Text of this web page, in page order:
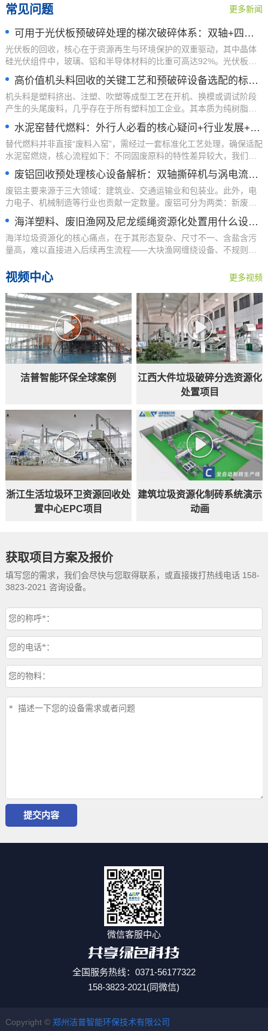
常见问题 更多新闻
可用于光伏板预破碎处理的梯次破碎体系：双轴+四轴撕碎机
光伏板的回收，核心在于资源再生与环境保护的双重驱动，其中晶体
硅光伏组件中，玻璃、铝和半导体材料的比重可高达92%。光伏板含
有大量的玻璃和铝，还含有银、铜、锡
高价值机头料回收的关键工艺和预破碎设备选配的标准解析
机头料是塑料挤出、注塑、吹塑等成型工艺在开机、换模或调试阶段
产生的头尾废料，几乎存在于所有塑料加工企业。其本质为纯树脂，
未经降解、性能优良，具有极高的
水泥窑替代燃料：外行人必看的核心疑问+行业发展+工艺全解析
替代燃料并非直接“废料入窑”，需经过一套标准化工艺处理，确保适配
水泥窑燃烧，核心流程如下：不同固废原料的特性差异较大，我们会
根据原料类型量身定制生产方案，避
废铝回收预处理核心设备解析：双轴撕碎机与涡电流分选的应用
废铝主要来源于三大领域：建筑业、交通运输业和包装业。此外，电
力电子、机械制造等行业也贡献一定数量。废铝可分为两类：新废铝
（工业生产中的边角料）和旧废铝（报废
海洋塑料、废旧渔网及尼龙缆绳资源化处置用什么设备更好？
海洋垃圾资源化的核心痛点，在于其形态复杂、尺寸不一、含盐含污
量高，难以直接进入后续再生流程——大块渔网缠绕设备、不规则塑
视频中心 更多视频
洁普智能环保全球案例
江西大件垃圾破碎分选资源化
处置项目
浙江生活垃圾环卫资源回收处
置中心EPC项目
建筑垃圾资源化制砖系统演示
动画
获取项目方案及报价
填写您的需求，我们会尽快与您取得联系，或直接拨打热线电话 158-
3823-2021 咨询设备。
微信客服中心
全国服务热线：0371-56177322
158-3823-2021(同微信)
Copyright © 郑州洁普智能环保技术有限公司